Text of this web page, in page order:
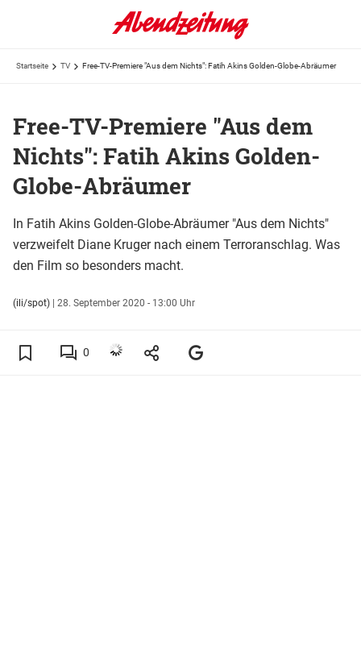
Startseite TV Free-TV-Premiere "Aus dem Nichts": Fatih Akins Golden-Globe-Abräumer
Free-TV-Premiere "Aus dem
Nichts": Fatih Akins Golden-
Globe-Abräumer
In Fatih Akins Golden-Globe-Abräumer "Aus dem Nichts"
verzweifelt Diane Kruger nach einem Terroranschlag. Was
den Film so besonders macht.
(ili/spot) | 28. September 2020 - 13:00 Uhr
0